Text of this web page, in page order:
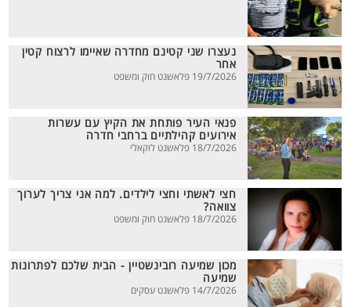
נעצרו שני קטינם מחדרה שאיימו לרצוח קטין
אחר
19/7/2026 פלאשנט חוק ומשפט
פנאי העיר פותחת את הקיץ עם עשרות
אירועים קהילתיים ברחבי חדרה
18/7/2026 פלאשנט לוקאלי
חצי לאשתי וחצי לילדים. למה אני צריך לערוך
צוואה?
18/7/2026 פלאשנט חוק ומשפט
מכון שמיעה רובינשטיין - הבית שלכם לפתרונות
שמיעה
14/7/2026 פלאשנט עסקים